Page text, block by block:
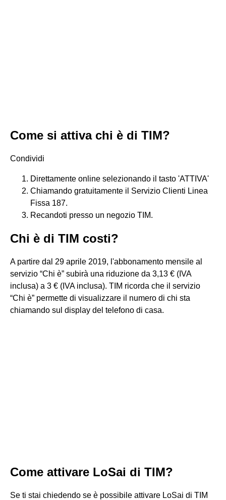
Come si attiva chi è di TIM?
Condividi
Direttamente online selezionando il tasto 'ATTIVA'
Chiamando gratuitamente il Servizio Clienti Linea
Fissa 187.
Recandoti presso un negozio TIM.
Chi è di TIM costi?
A partire dal 29 aprile 2019, l'abbonamento mensile al
servizio “Chi è” subirà una riduzione da 3,13 € (IVA
inclusa) a 3 € (IVA inclusa). TIM ricorda che il servizio
“Chi è” permette di visualizzare il numero di chi sta
chiamando sul display del telefono di casa.
Come attivare LoSai di TIM?
Se ti stai chiedendo se è possibile attivare LoSai di TIM